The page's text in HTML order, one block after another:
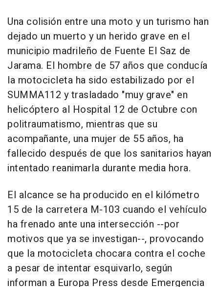
Una colisión entre una moto y un turismo han
dejado un muerto y un herido grave en el
municipio madrileño de Fuente El Saz de
Jarama. El hombre de 57 años que conducía
la motocicleta ha sido estabilizado por el
SUMMA112 y trasladado "muy grave" en
helicóptero al Hospital 12 de Octubre con
politraumatismo, mientras que su
acompañante, una mujer de 55 años, ha
fallecido después de que los sanitarios hayan
intentado reanimarla durante media hora.
El alcance se ha producido en el kilómetro
15 de la carretera M-103 cuando el vehículo
ha frenado ante una intersección --por
motivos que ya se investigan--, provocando
que la motocicleta chocara contra el coche
a pesar de intentar esquivarlo, según
informan a Europa Press desde Emergencia